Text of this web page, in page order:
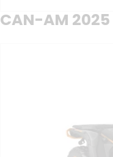
CAN-AM 2025